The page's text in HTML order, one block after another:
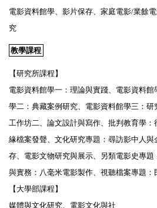
電影資料館學、影片保存、家庭電影/業餘
究
教學課程
【研究所課程】
電影資料館學一：理論與實踐、電影資料
學二：典藏案例研究、電影資料館學三：
工作坊二、論文設計與寫作、批判教育學
緣檔案發聲、文化研究專題：尋訪影中人
存、電影文物研究與展示、另類電影史專
與實務：八毫米電影製作、視聽檔案專題：
【大學部課程】
媒體與文化研究、電影文化與社